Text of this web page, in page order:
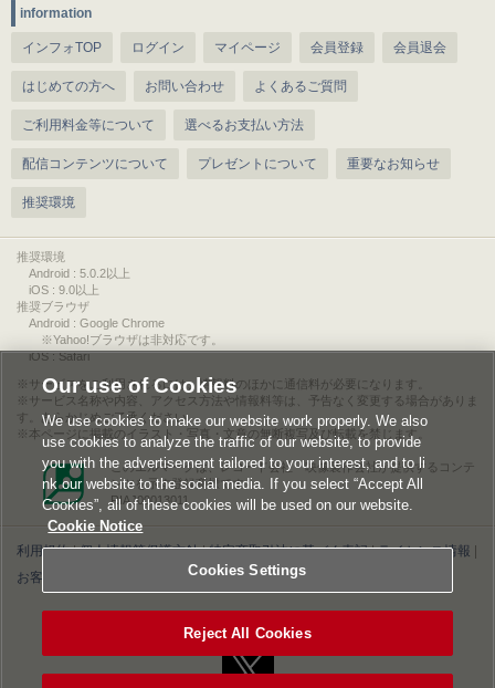
information
インフォTOP ログイン マイページ 会員登録 会員退会
はじめての方へ お問い合わせ よくあるご質問
ご利用料金等について 選べるお支払い方法
配信コンテンツについて プレゼントについて 重要なお知らせ
推奨環境
推奨環境
Android : 5.0.2以上
iOS : 9.0以上
推奨ブラウザ
Android : Google Chrome
※Yahoo!ブラウザは非対応です。
iOS : Safari
サービスをご利用されるには、情報料のほかに通信料が必要になります。
サービス名称や内容、アクセス方法や情報料等は、予告なく変更する場合がありま
す。あらかじめご了承ください。
本ページに掲載のイラスト・写真・文章の無断複写及び転載を禁じます。
このエルマークは、レコード会社・映像製作会社が提供するコンテ
ンツを示す登録商標です。
RIAJ00013011
利用規約|個人情報等保護方針|特定商取引法に基づく表記|ライセンス情報
お客様情報の外部送信について|Cookies Settings
Our use of Cookies
We use cookies to make our website work properly. We also
use cookies to analyze the traffic of our website, to provide
you with the advertisement tailored to your interest, and to li
nk our website to the social media. If you select “Accept All
Cookies”, all of these cookies will be used on our website.
Cookie Notice
Cookies Settings
Reject All Cookies